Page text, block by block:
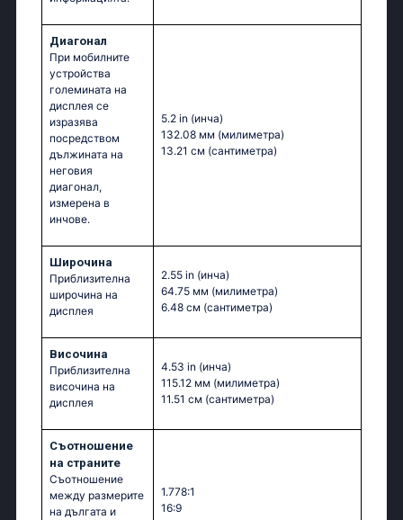
Диагонал
При мобилните
устройства
големината на
дисплея се
изразява
посредством
дължината на
неговия
диагонал,
измерена в
инчове.
5.2 in (инча)
132.08 мм (милиметра)
13.21 см (сантиметра)
Широчина
Приблизителна
широчина на
дисплея
2.55 in (инча)
64.75 мм (милиметра)
6.48 см (сантиметра)
Височина
Приблизителна
височина на
дисплея
4.53 in (инча)
115.12 мм (милиметра)
11.51 см (сантиметра)
Съотношение
на страните
Съотношение
между размерите
на дългата и
1.778:1
16:9